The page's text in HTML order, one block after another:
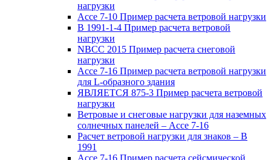
нагрузки
Ассе 7-10 Пример расчета ветровой нагрузки
В 1991-1-4 Пример расчета ветровой
нагрузки
NBCC 2015 Пример расчета снеговой
нагрузки
Ассе 7-16 Пример расчета ветровой нагрузки
для L-образного здания
ЯВЛЯЕТСЯ 875-3 Пример расчета ветровой
нагрузки
Ветровые и снеговые нагрузки для наземных
солнечных панелей – Ассе 7-16
Расчет ветровой нагрузки для знаков – В
1991